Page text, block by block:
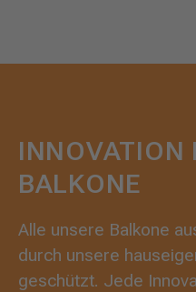
INNOVATION
BALKONE
Alle unsere Balkone
durch unsere
geschützt. Jede